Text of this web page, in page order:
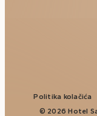
Politika kolačića
© 2026 Hotel